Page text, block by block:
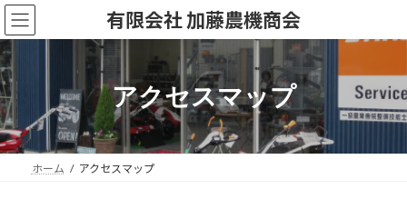
コ
ン
テ
ン
ツ
へ
ス
キ
ッ
ナ
ビ
ゲ
ー
シ
ョ
ン
に
移
有限会社 加藤農機商会
アクセスマップ
ホーム アクセスマップ